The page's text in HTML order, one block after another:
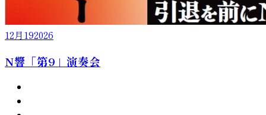
12月192026
N響「第9」演奏会